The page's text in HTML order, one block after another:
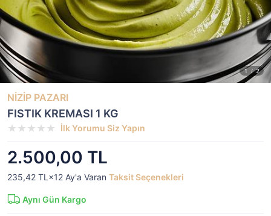
NİZİP PAZARI
FISTIK KREMASI 1 KG
İlk Yorumu Siz Yapın
2.500,00 TL
235,42 TL×12 Ay'a Varan Taksit Seçenekleri
Aynı Gün Kargo